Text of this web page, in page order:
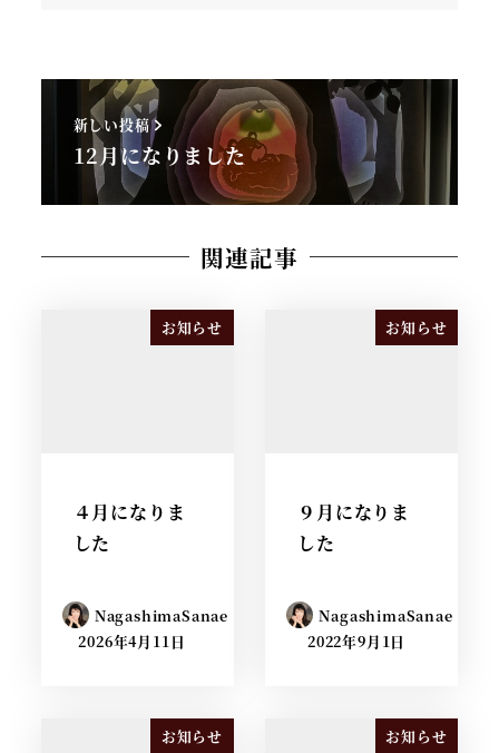
新しい投稿
12月になりました
関連記事
お知らせ
４月になりま
した
NagashimaSanae
2026年4月11日
お知らせ
９月になりま
した
NagashimaSanae
2022年9月1日
お知らせ お知らせ